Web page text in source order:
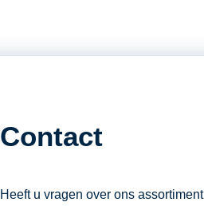
Contact
Heeft u vragen over ons assortiment